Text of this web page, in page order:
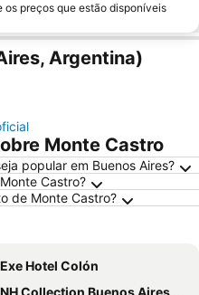
preços que estão disponíveis
Argentina)
Monte Castro
popular em Buenos Aires?
Castro?
de Monte Castro?
Exe Hotel Colón
NH Collection Buenos Aires Lancaster